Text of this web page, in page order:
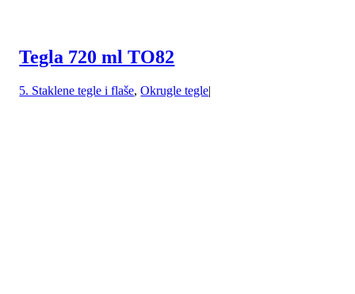
Tegla 720 ml TO82
5. Staklene tegle i flaše,Okrugle tegle|